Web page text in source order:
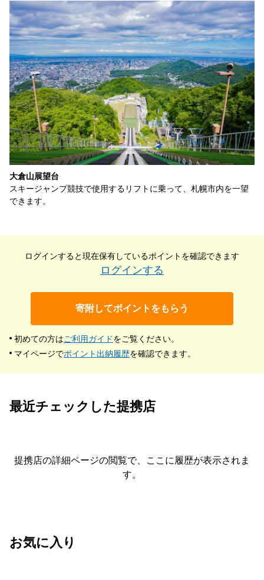
大倉山展望台
スキージャンプ競技で使用するリフトに乗って、札幌市内を一望
できます。
ログインすると現在保有しているポイントを確認できます
ログインする
寄附してポイントをもらう
初めての方はご利用ガイドをご覧ください。
マイページでポイント出納履歴を確認できます。
最近チェックした提携店
提携店の詳細ページの閲覧で、ここに履歴が表示されま
す。
お気に入り